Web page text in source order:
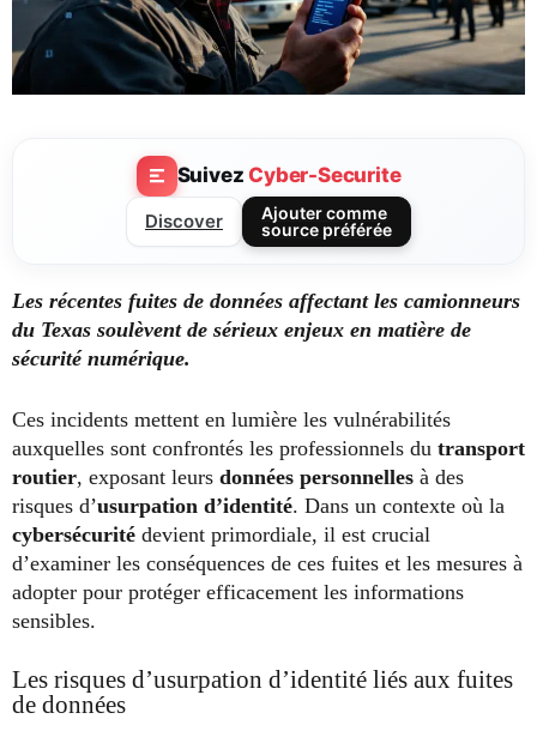
SuivezCyber-Securite
Discover
Ajouter comme
source préférée
Les récentes fuites de données affectant les camionneurs
du Texas soulèvent de sérieux enjeux en matière de
sécurité numérique.
Ces incidents mettent en lumière les vulnérabilités
auxquelles sont confrontés les professionnels du transport
routier, exposant leurs données personnelles à des
risques d’usurpation d’identité. Dans un contexte où la
cybersécurité devient primordiale, il est crucial
d’examiner les conséquences de ces fuites et les mesures à
adopter pour protéger efficacement les informations
sensibles.
Les risques d’usurpation d’identité liés aux fuites
de données